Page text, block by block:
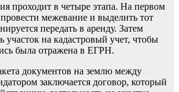
проходит в четыре этапа. На первом
межевание и выделить тот
передать в аренду. Затем
участок на кадастровый учет, чтобы
была отражена в ЕГРН.
документов на землю между
заключается договор, который